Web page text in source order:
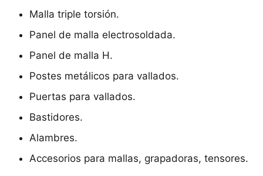
Malla triple torsión.
Panel de malla electrosoldada.
Panel de malla H.
Postes metálicos para vallados.
Puertas para vallados.
Bastidores.
Alambres.
Accesorios para mallas, grapadoras, tensores.